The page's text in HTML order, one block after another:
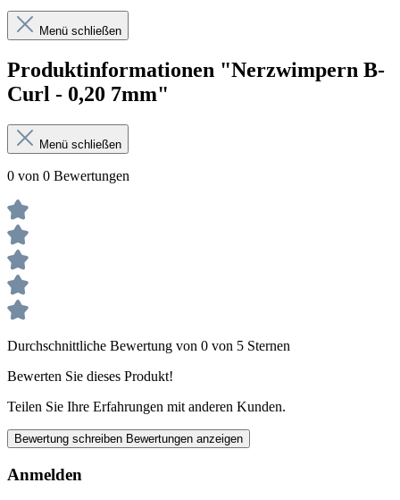
Menü schließen
Produktinformationen "Nerzwimpern B-
Curl - 0,20 7mm"
Menü schließen
0 von 0 Bewertungen
Durchschnittliche Bewertung von 0 von 5 Sternen
Bewerten Sie dieses Produkt!
Teilen Sie Ihre Erfahrungen mit anderen Kunden.
Bewertung schreiben Bewertungen anzeigen
Anmelden